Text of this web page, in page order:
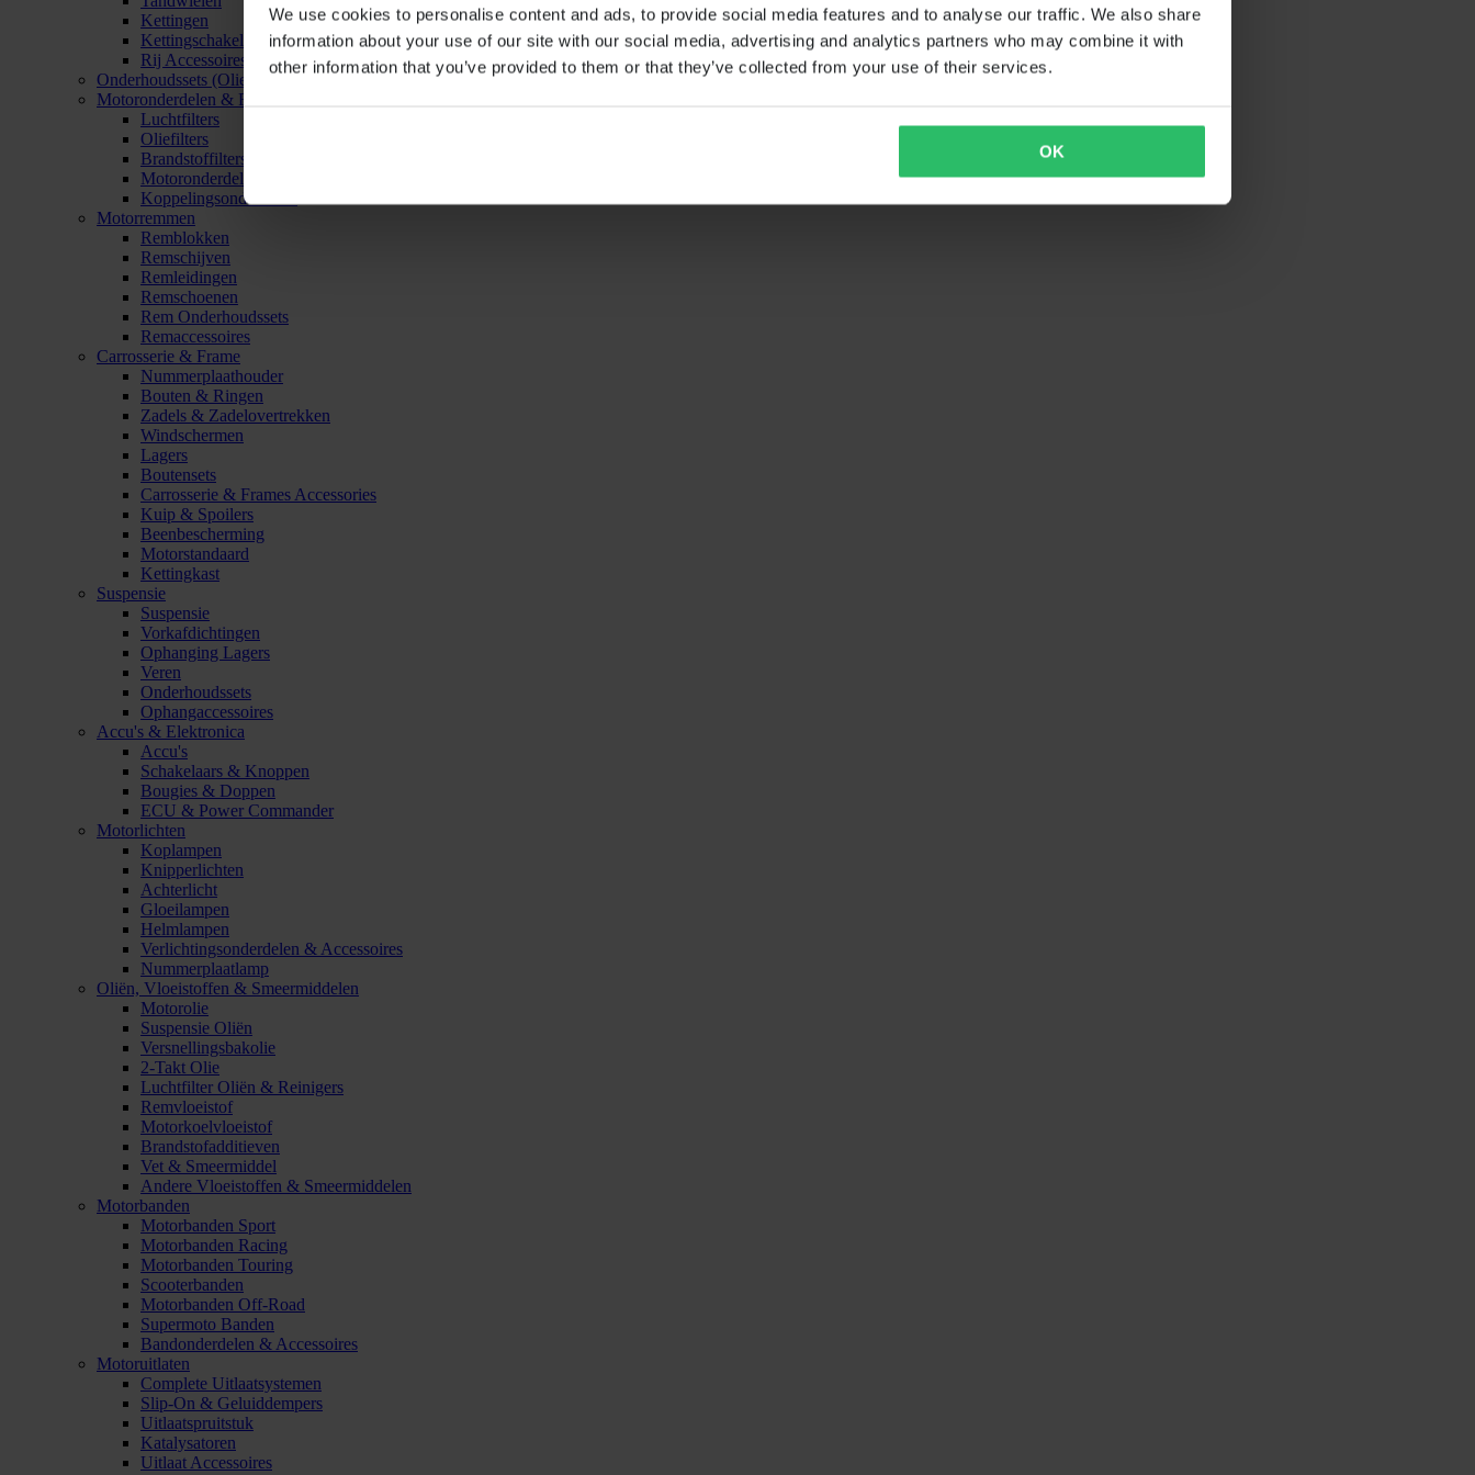
We use cookies to personalise content and ads, to provide social media features and to analyse our traffic. We also share
information about your use of our site with our social media, advertising and analytics partners who may combine it with
other information that you’ve provided to them or that they’ve collected from your use of their services.
OK
Kettingen
Kettingschakels
Rij Accessoires
Onderhoudssets (Olie & Filter)
Motoronderdelen & Filters
Luchtfilters
Oliefilters
Brandstoffilters
Motoronderdelen
Koppelingsonderdelen
Motorremmen
Remblokken
Remschijven
Remleidingen
Remschoenen
Rem Onderhoudssets
Remaccessoires
Carrosserie & Frame
Nummerplaathouder
Bouten & Ringen
Zadels & Zadelovertrekken
Windschermen
Lagers
Boutensets
Carrosserie & Frames Accessories
Kuip & Spoilers
Beenbescherming
Motorstandaard
Kettingkast
Suspensie
Suspensie
Vorkafdichtingen
Ophanging Lagers
Veren
Onderhoudssets
Ophangaccessoires
Accu's & Elektronica
Accu's
Schakelaars & Knoppen
Bougies & Doppen
ECU & Power Commander
Motorlichten
Koplampen
Knipperlichten
Achterlicht
Gloeilampen
Helmlampen
Verlichtingsonderdelen & Accessoires
Nummerplaatlamp
Oliën, Vloeistoffen & Smeermiddelen
Motorolie
Suspensie Oliën
Versnellingsbakolie
2-Takt Olie
Luchtfilter Oliën & Reinigers
Remvloeistof
Motorkoelvloeistof
Brandstofadditieven
Vet & Smeermiddel
Andere Vloeistoffen & Smeermiddelen
Motorbanden
Motorbanden Sport
Motorbanden Racing
Motorbanden Touring
Scooterbanden
Motorbanden Off-Road
Supermoto Banden
Bandonderdelen & Accessoires
Motoruitlaten
Complete Uitlaatsystemen
Slip-On & Geluiddempers
Uitlaatspruitstuk
Katalysatoren
Uitlaat Accessoires